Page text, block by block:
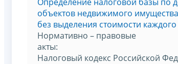
объектов недвижимого
без выделения стоимости
Нормативно – правовые
акты:
Налоговый кодекс Российской